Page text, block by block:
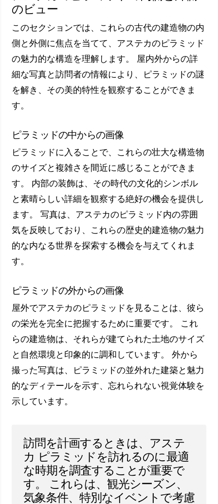
示しています。
訪問を計画するときは、アステ
カ ピラミッドを訪れるのに最適
な時期を調査することが重要で
す。 これらは、観光シーズン、
にガイダンス サービスを受ける
ことで、アステカ ピラミッドの
歴史的および文化的重要性につい
てより多くの洞察を得ることが
できます。
アステカのピラミッドを訪れる訪問者は、これら
の壮大な建造物の魔法を体験し、歴史と絡み合っ
た体験をすることができます。 写真や訪問者の
カ文明の神秘的で印象的な世界に連れて行ってく
れます。
アステカのピラミッド秘術
メキシコアステカのピラミッドは、歴史と建築の
点で魅力的な構造として知られています。 ただ
し、これらのピラミッドの背後にある神秘的な目
的と意味も非常に興味深いものです。 このセク
謎を探り、それらに関するいくつかの理論を調べ
ます。
これらのピラミッドは、建築の目的だけでなく、
儀式や宗教的な目的にも使用されたと考えられて